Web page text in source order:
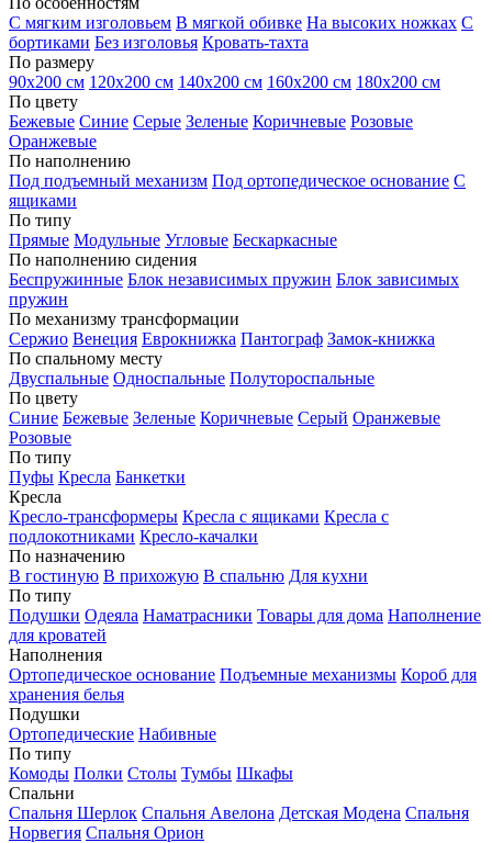
С мягким изголовьем В мягкой обивке На высоких ножках С
бортиками Без изголовья Кровать-тахта
По размеру
90х200 см 120х200 см 140х200 см 160х200 см 180х200 см
По цвету
Бежевые Синие Серые Зеленые Коричневые Розовые
Оранжевые
По наполнению
Под подъемный механизм Под ортопедическое основание С
ящиками
По типу
Прямые Модульные Угловые Бескаркасные
По наполнению сидения
Беспружинные Блок независимых пружин Блок зависимых
пружин
По механизму трансформации
Сержио Венеция Еврокнижка Пантограф Замок-книжка
По спальному месту
Двуспальные Односпальные Полутороспальные
По цвету
Синие Бежевые Зеленые Коричневые Серый Оранжевые
Розовые
По типу
Пуфы Кресла Банкетки
Кресла
Кресло-трансформеры Кресла с ящиками Кресла с
подлокотниками Кресло-качалки
По назначению
В гостиную В прихожую В спальню Для кухни
По типу
Подушки Одеяла Наматрасники Товары для дома Наполнение
для кроватей
Наполнения
Ортопедическое основание Подъемные механизмы Короб для
хранения белья
Подушки
Ортопедические Набивные
По типу
Комоды Полки Столы Тумбы Шкафы
Спальни
Спальня Шерлок Спальня Авелона Детская Модена Спальня
Норвегия Спальня Орион